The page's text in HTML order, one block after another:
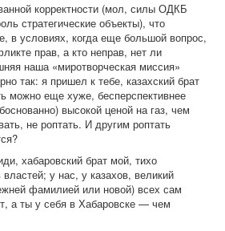
корректности (мол, силы ОДКБ
стратегические объекты), что
в условиях, когда еще большой вопрос,
прав, а кто неправ, нет ли
наша «миротворческая миссия»
так: я пришел к тебе, казахский брат
можно еще хуже, бесперспективнее
высокой ценой на газ, чем
не роптать. И другим роптать
хабаровский брат мой, тихо
у нас, у казахов, великий
фамилией или новой) всех сам
а ты у себя в Хабаровске — чем